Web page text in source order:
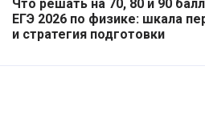
Что решать на 70, 80 и 90
ЕГЭ 2026 по физике: шкала
и стратегия подготовки